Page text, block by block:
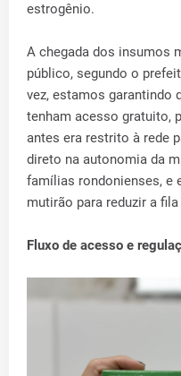
estrogênio.
A chegada dos insumos
público, segundo o
vez, estamos garantindo
tenham acesso gratuito,
antes era restrito à rede
direto na autonomia da
famílias rondonienses, e
mutirão para reduzir a fila
Fluxo de acesso e